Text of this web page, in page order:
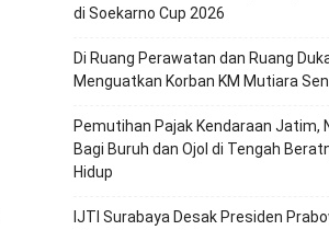
di Soekarno Cup 2026
Di Ruang Perawatan dan Ruang
Menguatkan Korban KM Mutiara
Pemutihan Pajak Kendaraan Jatim,
Bagi Buruh dan Ojol di Tengah
Hidup
IJTI Surabaya Desak Presiden